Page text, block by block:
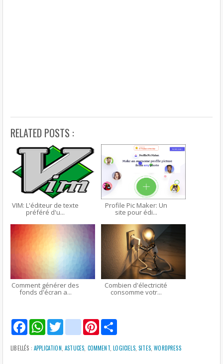
RELATED POSTS :
VIM: L'éditeur de texte
préféré d'u...
Profile Pic Maker: Un
site pour édi...
Comment générer des
fonds d'écran a...
Combien d'électricité
consomme votr...
F
a
c
e
W
h
a
t
T
t
g
m
a
i
P
i
n
t r
LIBELLÉS : APPLICATION,ASTUCES, COMMENT,LOGICIELS,SITES,WORDPRESS